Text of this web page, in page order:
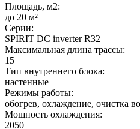
Площадь, м2:
до 20 м²
Серии:
SPIRIT DC inverter R32
Максимальная длина трассы:
15
Тип внутреннего блока:
настенные
Режимы работы:
обогрев, охлаждение, очистка
Мощность охлаждения:
2050